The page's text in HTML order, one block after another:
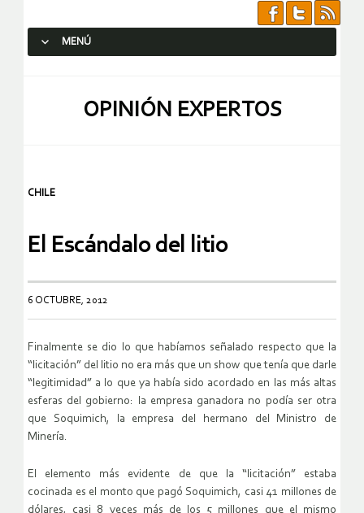
MENÚ
OPINIÓN EXPERTOS
CHILE
El Escándalo del litio
6 OCTUBRE, 2012
Finalmente se dio lo que habíamos señalado respecto que la
“licitación” del litio no era más que un show que tenía que darle
“legitimidad” a lo que ya había sido acordado en las más altas
esferas del gobierno: la empresa ganadora no podía ser otra
que Soquimich, la empresa del hermano del Ministro de
Minería.
El elemento más evidente de que la “licitación” estaba
cocinada es el monto que pagó Soquimich, casi 41 millones de
dólares, casi 8 veces más de los 5 millones que el mismo